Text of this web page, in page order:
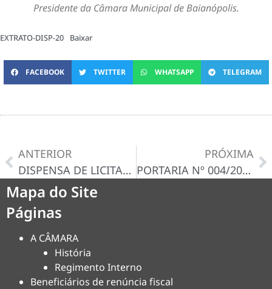
Presidente da Câmara Municipal de Baianópolis.
EXTRATO-DISP-20 Baixar
FACEBOOK TWITTER WHATSAPP TELEGRAM
ANTERIOR
DISPENSA DE LICITAÇÃO Nº 017/2024-D – CERTIDÃO/DECISÃO
PRÓXIMA
PORTARIA Nº 004/2024
Mapa do Site
Páginas
A CÂMARA
História
Regimento Interno
Beneficiários de renúncia fiscal